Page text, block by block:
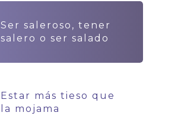
Ser saleroso, tener
salero o ser salado
Estar más tieso que
la mojama